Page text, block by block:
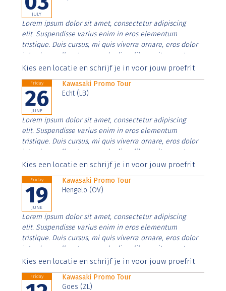
JULY
Lorem ipsum dolor sit amet, consectetur adipiscing
elit. Suspendisse varius enim in eros elementum
tristique. Duis cursus, mi quis viverra ornare, eros dolor
interdum nulla, ut commodo diam libero vitae erat.
Aenean faucibus nibh et justo cursus id rutrum lorem
Kies een locatie en schrijf je in voor jouw proefrit
Friday
26
JUNE
Kawasaki Promo Tour
Echt (LB)
Lorem ipsum dolor sit amet, consectetur adipiscing
elit. Suspendisse varius enim in eros elementum
tristique. Duis cursus, mi quis viverra ornare, eros dolor
interdum nulla, ut commodo diam libero vitae erat.
Aenean faucibus nibh et justo cursus id rutrum lorem
Kies een locatie en schrijf je in voor jouw proefrit
Friday
19
JUNE
Kawasaki Promo Tour
Hengelo (OV)
Lorem ipsum dolor sit amet, consectetur adipiscing
elit. Suspendisse varius enim in eros elementum
tristique. Duis cursus, mi quis viverra ornare, eros dolor
interdum nulla, ut commodo diam libero vitae erat.
Aenean faucibus nibh et justo cursus id rutrum lorem
Kies een locatie en schrijf je in voor jouw proefrit
Friday
Kawasaki Promo Tour
Goes (ZL)